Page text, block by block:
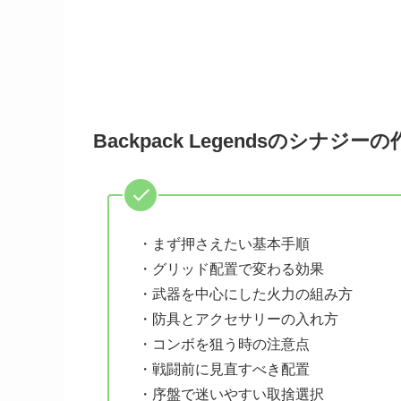
Backpack Legendsのシナジーの
・まず押さえたい基本手順
・グリッド配置で変わる効果
・武器を中心にした火力の組み方
・防具とアクセサリーの入れ方
・コンボを狙う時の注意点
・戦闘前に見直すべき配置
・序盤で迷いやすい取捨選択